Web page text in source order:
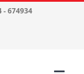
- 674934